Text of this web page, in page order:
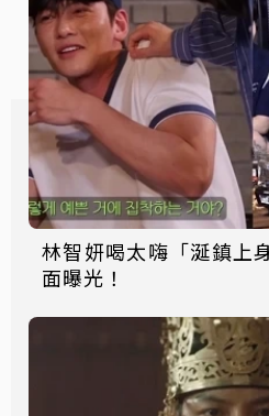
林智妍喝太嗨「涎鎮上
面曝光！